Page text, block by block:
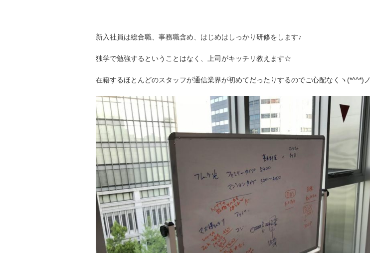
新入社員は総合職、事務職含め、はじめはしっかり研修をします♪
独学で勉強するということはなく、上司がキッチリ教えます☆
在籍するほとんどのスタッフが通信業界が初めてだったりするのでご心配なくヽ(*^^*)ノ